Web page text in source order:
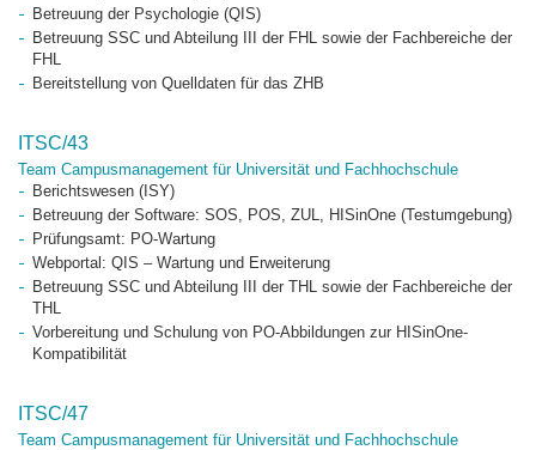
Betreuung der Psychologie (QIS)
Betreuung SSC und Abteilung III der FHL sowie der Fachbereiche der
FHL
Bereitstellung von Quelldaten für das ZHB
ITSC/43
Team Campusmanagement für Universität und Fachhochschule
Berichtswesen (ISY)
Betreuung der Software: SOS, POS, ZUL, HISinOne (Testumgebung)
Prüfungsamt: PO-Wartung
Webportal: QIS – Wartung und Erweiterung
Betreuung SSC und Abteilung III der THL sowie der Fachbereiche der
THL
Vorbereitung und Schulung von PO-Abbildungen zur HISinOne-
Kompatibilität
ITSC/47
Team Campusmanagement für Universität und Fachhochschule